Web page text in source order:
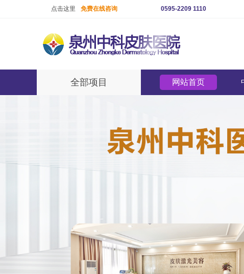
点击这里 免费在线咨询 0595-2209 1110
全部项目 网站首页